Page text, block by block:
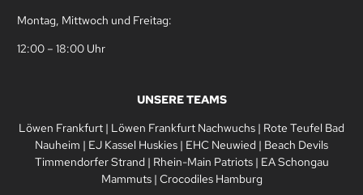
Montag, Mittwoch und Freitag:
12:00 – 18:00 Uhr
UNSERE TEAMS
Löwen Frankfurt | Löwen Frankfurt Nachwuchs | Rote Teufel Bad
Nauheim | EJ Kassel Huskies | EHC Neuwied | Beach Devils
Timmendorfer Strand | Rhein-Main Patriots| EA Schongau
Mammuts| Crocodiles Hamburg